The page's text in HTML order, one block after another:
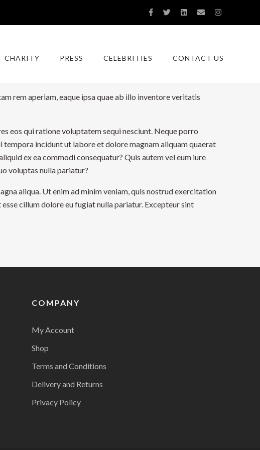
CHARITY PRESS CELEBRITIES CONTACT US
aliqua. Ut enim ad minim veniam, quis nostrud exercitation
cillum dolore eu fugiat nulla pariatur. Excepteur sint
rem aperiam, eaque ipsa quae ab illo inventore veritatis
eos qui ratione voluptatem sequi nesciunt. Neque porro
tempora incidunt ut labore et dolore magnam aliquam quaerat
ex ea commodi consequatur? Quis autem vel eum iure
voluptas nulla pariatur?
aliqua. Ut enim ad minim veniam, quis nostrud exercitation
cillum dolore eu fugiat nulla pariatur. Excepteur sint
COMPANY
My Account
Shop
Terms and Conditions
Delivery and Returns
Privacy Policy